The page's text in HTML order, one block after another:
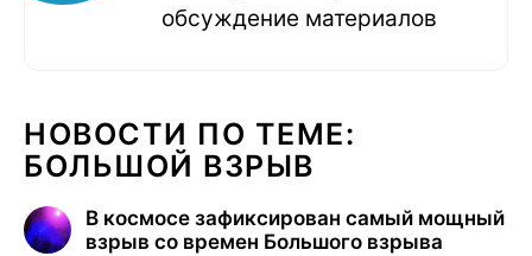
обсуждение материалов
НОВОСТИ ПО ТЕМЕ:
БОЛЬШОЙ ВЗРЫВ
В космосе зафиксирован самый мощный
взрыв со времен Большого взрыва